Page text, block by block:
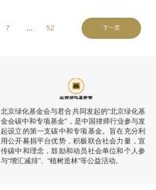
7 52 下一页
北京绿化基金会与君合共同发起的“北京绿化基
金会碳中和专项基金”，是中国律师行业参与发
起设立的第一支碳中和专项基金。旨在充分利
用公开募捐平台优势，积极联合社会力量，宣
传碳中和理念，鼓励和动员社会单位和个人参
与“增汇减排”、“植树造林”等公益活动。